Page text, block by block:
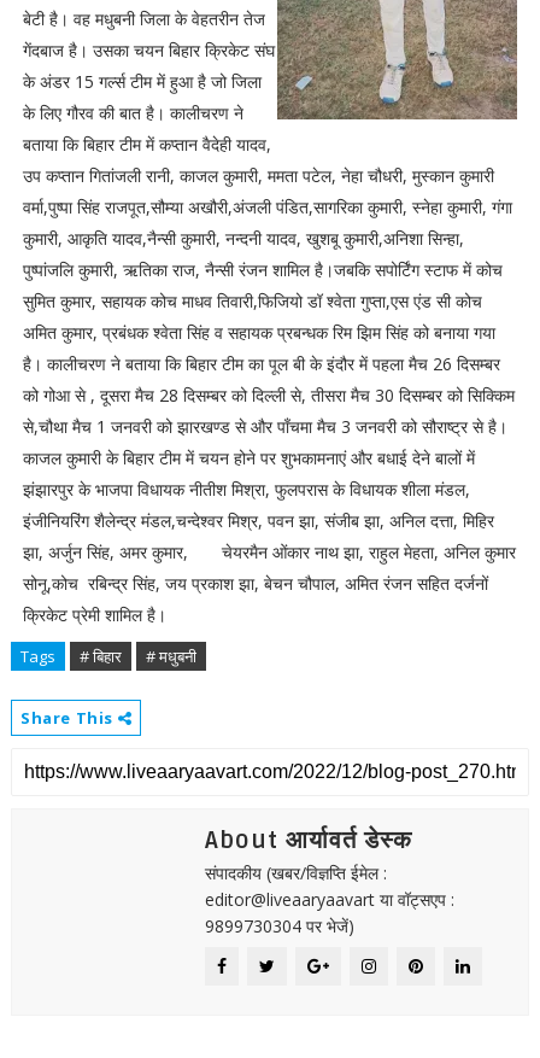
बेटी है। वह मधुबनी जिला के वेहतरीन तेज
गेंदबाज है। उसका चयन बिहार क्रिकेट संघ
के अंडर 15 गर्ल्स टीम में हुआ है जो जिला
के लिए गौरव की बात है। कालीचरण ने
बताया कि बिहार टीम में कप्तान वैदेही यादव,
उप कप्तान गितांजली रानी, काजल कुमारी, ममता पटेल, नेहा चौधरी, मुस्कान कुमारी
वर्मा,पुष्पा सिंह राजपूत,सौम्या अखौरी,अंजली पंडित,सागरिका कुमारी, स्नेहा कुमारी, गंगा
कुमारी, आकृति यादव,नैन्सी कुमारी, नन्दनी यादव, खुशबू कुमारी,अनिशा सिन्हा,
पुष्पांजलि कुमारी, ऋतिका राज, नैन्सी रंजन शामिल है।जबकि सपोर्टिंग स्टाफ में कोच
सुमित कुमार, सहायक कोच माधव तिवारी,फिजियो डॉ श्वेता गुप्ता,एस एंड सी कोच
अमित कुमार, प्रबंधक श्वेता सिंह व सहायक प्रबन्धक रिम झिम सिंह को बनाया गया
है। कालीचरण ने बताया कि बिहार टीम का पूल बी के इंदौर में पहला मैच 26 दिसम्बर
को गोआ से , दूसरा मैच 28 दिसम्बर को दिल्ली से, तीसरा मैच 30 दिसम्बर को सिक्किम
से,चौथा मैच 1 जनवरी को झारखण्ड से और पाँचमा मैच 3 जनवरी को सौराष्ट्र से है।
काजल कुमारी के बिहार टीम में चयन होने पर शुभकामनाएं और बधाई देने बालों में
झंझारपुर के भाजपा विधायक नीतीश मिश्रा, फुलपरास के विधायक शीला मंडल,
इंजीनियरिंग शैलेन्द्र मंडल,चन्देश्वर मिश्र, पवन झा, संजीब झा, अनिल दत्ता, मिहिर
झा, अर्जुन सिंह, अमर कुमार, चेयरमैन ओंकार नाथ झा, राहुल मेहता, अनिल कुमार
सोनू,कोच रबिन्द्र सिंह, जय प्रकाश झा, बेचन चौपाल, अमित रंजन सहित दर्जनों
क्रिकेट प्रेमी शामिल है।
Tags # बिहार # मधुबनी
Share This
About आर्यावर्त डेस्क
संपादकीय (खबर/विज्ञप्ति ईमेल :
editor@liveaaryaavart या वॉट्सएप :
9899730304 पर भेजें)